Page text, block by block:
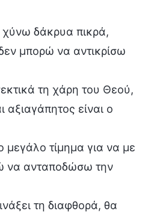
δάκρυα πικρά,
μπορώ να αντικρίσω
τη χάρη του Θεού,
είναι ο
τίμημα για να με
να ανταποδώσω την
τη διαφθορά, θα